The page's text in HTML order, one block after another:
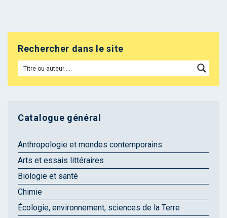
Rechercher dans le site
Catalogue général
Anthropologie et mondes contemporains
Arts et essais littéraires
Biologie et santé
Chimie
Écologie, environnement, sciences de la Terre